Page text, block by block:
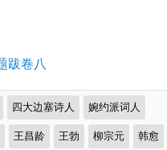
跋卷八
四大边塞诗人 婉约派词人
王昌龄 王勃 柳宗元 韩愈